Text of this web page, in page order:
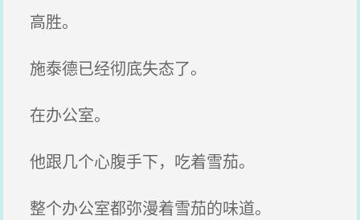
高胜。
施泰德已经彻底失态了。
在办公室。
他跟几个心腹手下，吃着雪茄。
整个办公室都弥漫着雪茄的味道。